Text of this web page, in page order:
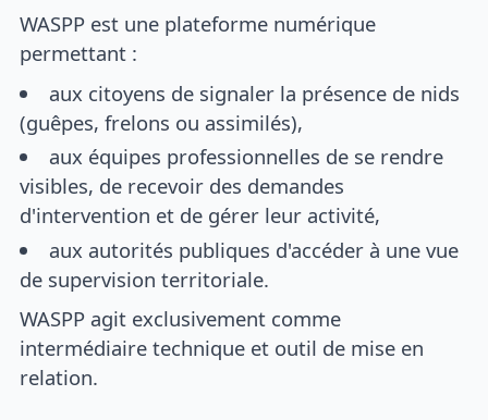
WASPP est une plateforme numérique
permettant :
aux citoyens de signaler la présence de nids
(guêpes, frelons ou assimilés),
aux équipes professionnelles de se rendre
visibles, de recevoir des demandes
d'intervention et de gérer leur activité,
aux autorités publiques d'accéder à une vue
de supervision territoriale.
WASPP agit exclusivement comme
intermédiaire technique et outil de mise en
relation.